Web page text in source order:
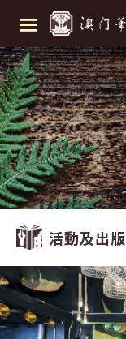
≡
活動及出版